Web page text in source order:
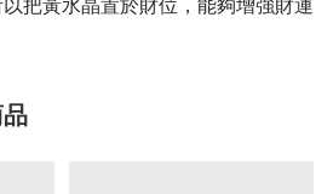
把黃水晶置於財位，能夠增強財運